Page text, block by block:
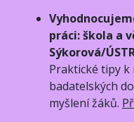
práci: škola a
Sýkorová/
Praktické tipy
badatelských
myšlení žáků.